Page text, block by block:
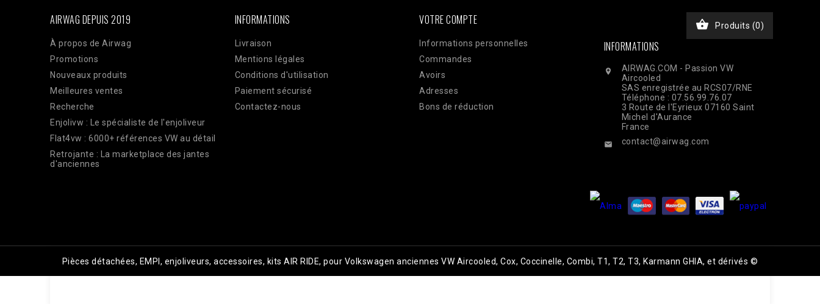
AIRWAG DEPUIS 2019
À propos de Airwag
Promotions
Nouveaux produits
Meilleures ventes
Recherche
Enjolivw : Le spécialiste de l'enjoliveur
Flat4vw : 6000+ références VW au détail
Retrojante : La marketplace des jantes
d'anciennes
INFORMATIONS
Livraison
Mentions légales
Conditions d'utilisation
Paiement sécurisé
Contactez-nous
VOTRE COMPTE
Informations personnelles
Commandes
Avoirs
Adresses
Bons de réduction
 Produits (0)
INFORMATIONS

AIRWAG.COM - Passion VW
Aircooled
SAS enregistrée au RCS07/RNE
Téléphone : 07.56.99.76.07
3 Route de l'Eyrieux 07160 Saint
Michel d'Aurance
France
 contact@airwag.com
Pièces détachées, EMPI, enjoliveurs, accessoires, kits AIR RIDE, pour Volkswagen anciennes VW Aircooled, Cox, Coccinelle, Combi, T1, T2, T3, Karmann GHIA, et dérivés ©